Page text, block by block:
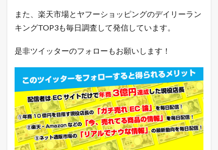
o
0
売
れ
筋
ラ
ン
キ
ン
また、楽天市場とヤフーショッピングのデイリーラン
キングTOP3も毎日調査して発信しています。
是非ツイッターのフォローもお願いします！